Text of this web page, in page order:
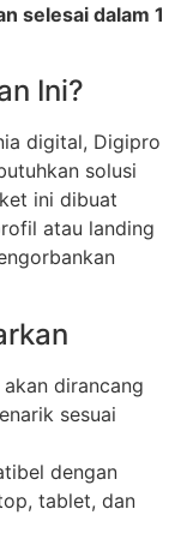
selesai dalam 1
Ini?
digital, Digipro
solusi
ini dibuat
atau landing
dirancang
sesuai
dengan
tablet, dan